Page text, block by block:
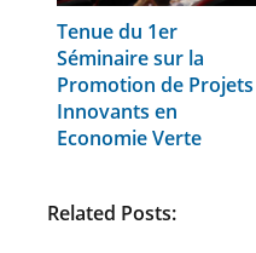
Tenue du 1er
Séminaire sur la
Promotion de Projets
Innovants en
Economie Verte
Related Posts: